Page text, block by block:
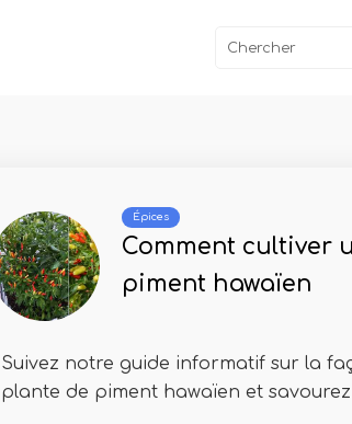
Épices
Comment cultiver
piment hawaïen
Suivez notre guide informatif sur la
plante de piment hawaïen et savourez